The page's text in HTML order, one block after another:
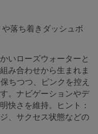
落ち着きダッシュボ
いローズウォーターと
み合わせから生まれま
ちつつ、ピンクを控え
。ナビゲーションやデ
快さを維持。ヒント：
、サクセス状態などの